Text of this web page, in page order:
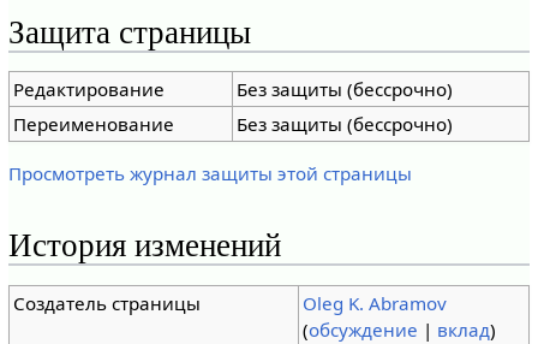
Защита страницы
Редактирование
Без защиты (бессрочно)
Переименование
Без защиты (бессрочно)
Просмотреть журнал защиты этой страницы
История изменений
Создатель страницы
Oleg K. Abramov
(обсуждение | вклад)